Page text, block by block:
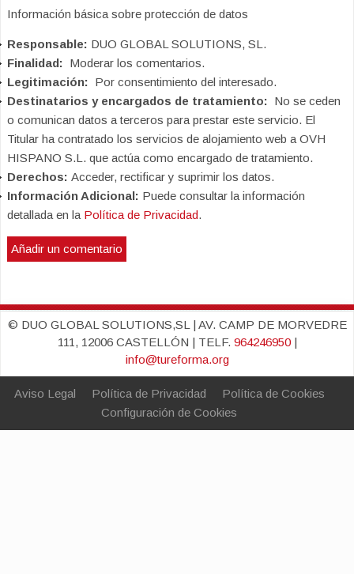
Información básica sobre protección de datos
Responsable: DUO GLOBAL SOLUTIONS, SL.
Finalidad: Moderar los comentarios.
Legitimación: Por consentimiento del interesado.
Destinatarios y encargados de tratamiento: No se ceden
o comunican datos a terceros para prestar este servicio. El
Titular ha contratado los servicios de alojamiento web a OVH
HISPANO S.L. que actúa como encargado de tratamiento.
Derechos: Acceder, rectificar y suprimir los datos.
Información Adicional: Puede consultar la información
detallada en la Política de Privacidad.
© DUO GLOBAL SOLUTIONS,SL | AV. CAMP DE MORVEDRE
111, 12006 CASTELLÓN | TELF. 964246950|
info@tureforma.org
Aviso Legal Política de Privacidad
Política de Cookies
Configuración de Cookies